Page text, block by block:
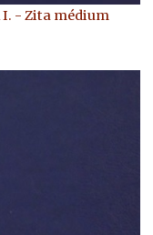
I. - Zita médium